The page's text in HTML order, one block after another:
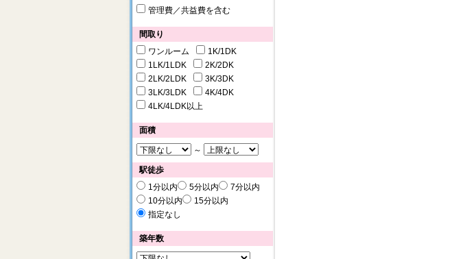
管理費／共益費を含む
間取り
ワンルーム
1K/1DK
1LK/1LDK
2K/2DK
2LK/2LDK
3K/3DK
3LK/3LDK
4K/4DK
4LK/4LDK以上
面積
～
駅徒歩
1分以内
5分以内
7分以内
10分以内
15分以内
指定なし
築年数